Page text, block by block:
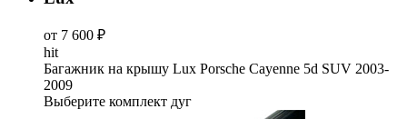
от 7 600 ₽
hit
Багажник на крышу Lux Porsche Cayenne 5d SUV 2003-
2009
Выберите комплект дуг